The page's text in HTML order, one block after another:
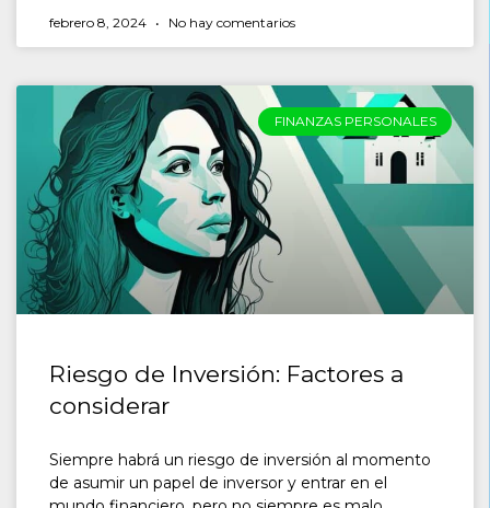
febrero 8, 2024 No hay comentarios
FINANZAS PERSONALES
Riesgo de Inversión: Factores a
considerar
Siempre habrá un riesgo de inversión al momento
de asumir un papel de inversor y entrar en el